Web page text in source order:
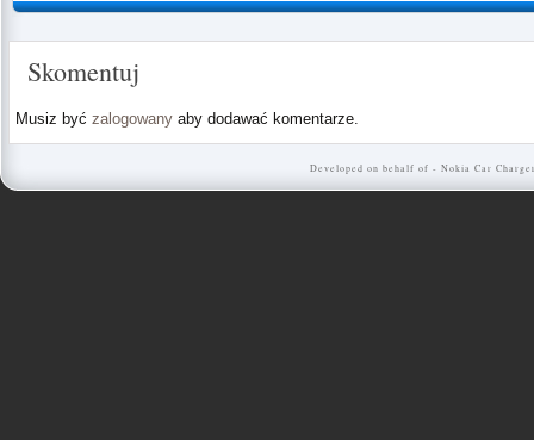
Skomentuj
Musiz być zalogowany aby dodawać komentarze.
Developed on behalf of - Nokia Car